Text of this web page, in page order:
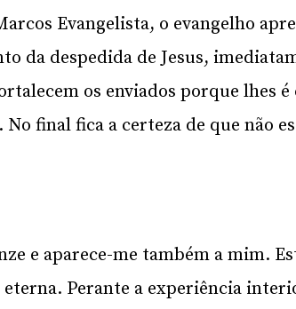
Evangelista, o evangelho
da despedida de Jesus,
os enviados porque lhes
No final fica a certeza de que não
e aparece-me também a mim.
Perante a experiência